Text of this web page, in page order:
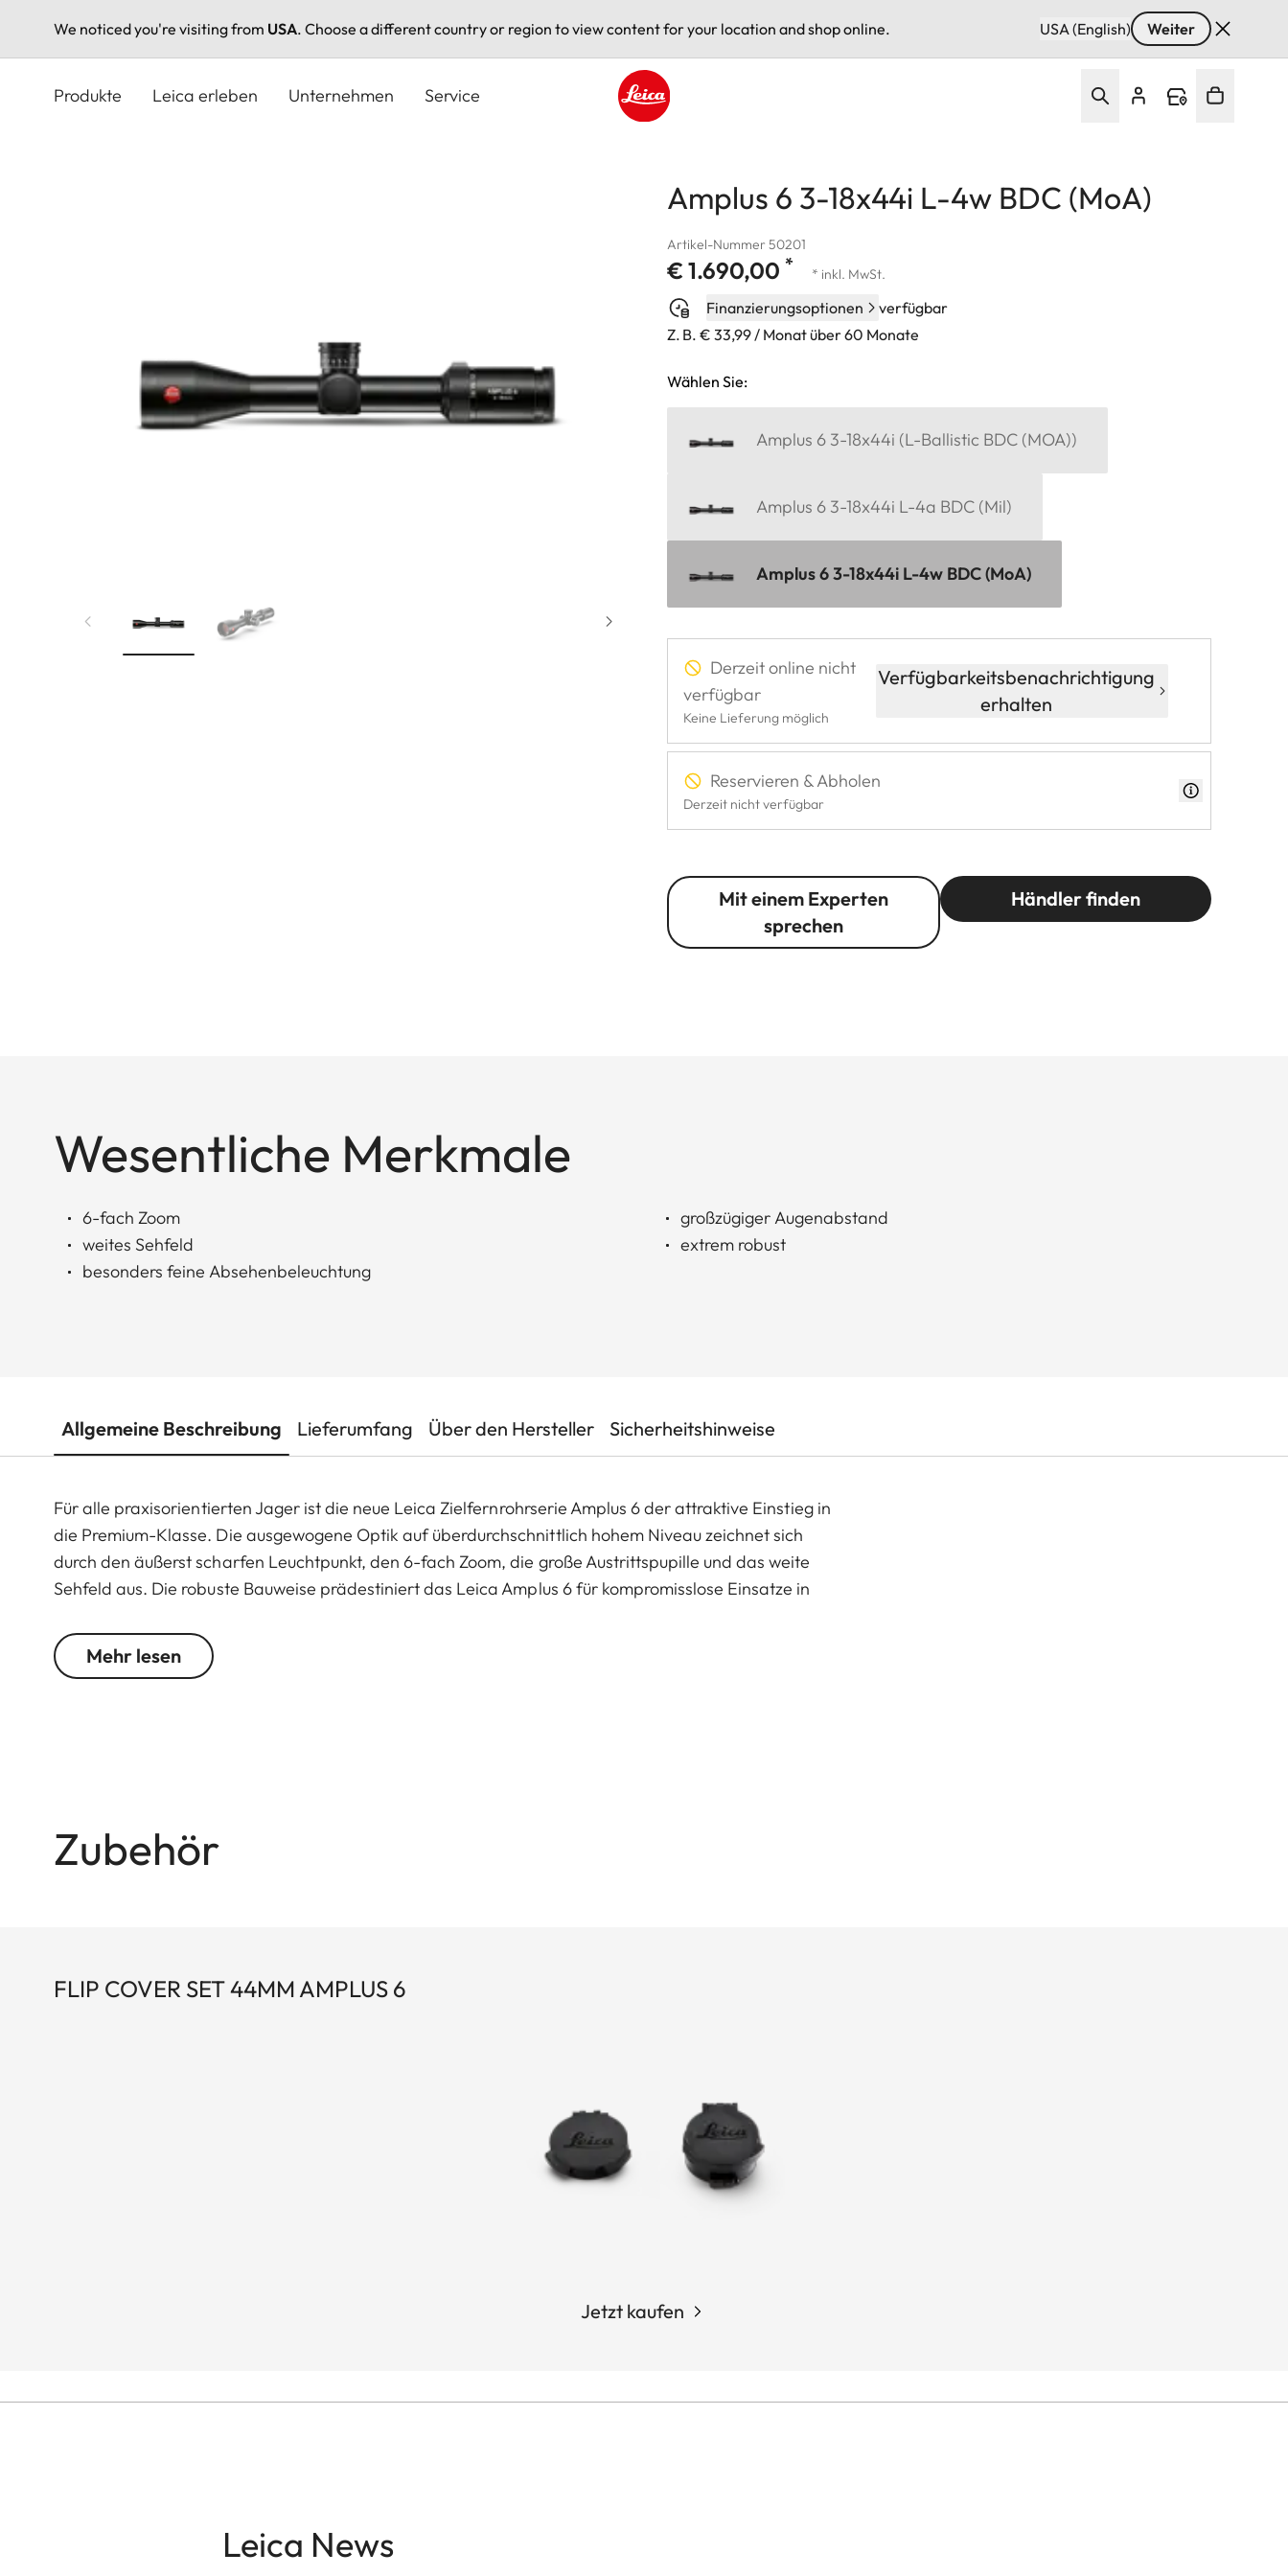
We noticed you're visiting from USA. Choose a different country or region to view content for your location and shop online. USA (English) Weiter
Produkte Leica erleben Unternehmen Service
Amplus 6 3-18x44i L-4w BDC (MoA)
Artikel-Nummer 50201
€ 1.690,00 * * inkl. MwSt.
Finanzierungsoptionen
verfügbar
Z. B. € 33,99 / Monat über 60 Monate
Wählen Sie:
Amplus 6 3-18x44i (L-Ballistic BDC (MOA))
Amplus 6 3-18x44i L-4a BDC (Mil)
Amplus 6 3-18x44i L-4w BDC (MoA)
Derzeit online nicht
verfügbar
Keine Lieferung möglich
Verfügbarkeitsbenachrichtigung
erhalten
Reservieren & Abholen
Derzeit nicht verfügbar
Mit einem Experten
sprechen
Händler finden
Wesentliche Merkmale
6-fach Zoom
weites Sehfeld
besonders feine Absehenbeleuchtung
großzügiger Augenabstand
extrem robust
Allgemeine Beschreibung Lieferumfang Über den Hersteller Sicherheitshinweise
Für alle praxisorientierten Jager ist die neue Leica Zielfernrohrserie Amplus 6 der attraktive Einstieg in
die Premium-Klasse. Die ausgewogene Optik auf überdurchschnittlich hohem Niveau zeichnet sich
durch den äußerst scharfen Leuchtpunkt, den 6-fach Zoom, die große Austrittspupille und das weite
Sehfeld aus. Die robuste Bauweise prädestiniert das Leica Amplus 6 für kompromisslose Einsatze in
Funktionselemente sorgt im entscheidenden Moment für ein sicheres und flexibles Handling.
Mehr lesen
Zubehör
FLIP COVER SET 44MM AMPLUS 6
Jetzt kaufen
Leica News